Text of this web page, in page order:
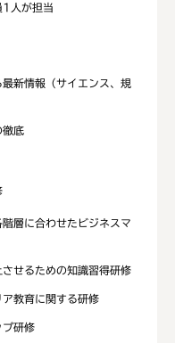
1人が担当
最新情報（サイエンス、規
徹底
階層に合わせたビジネスマ
させるための知識習得研修
ア教育に関する研修
プ研修